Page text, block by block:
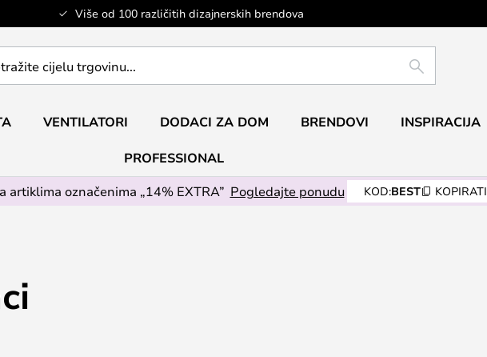
Više od 100 različitih dizajnerskih brendova
TRAŽI
VENTILATORI DODACI ZA DOM BRENDOVI INSPIRACIJA
PROFESSIONAL
artiklima označenima „14% EXTRA” Pogledajte ponudu KOD:BEST KOPIRATI